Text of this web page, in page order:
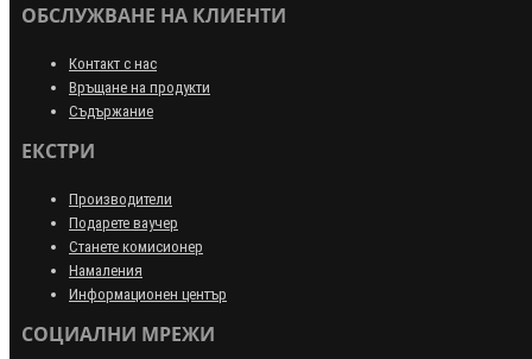
ОБСЛУЖВАНЕ НА КЛИЕНТИ
Контакт с нас
Връщане на продукти
Съдържание
ЕКСТРИ
Производители
Подарете ваучер
Станете комисионер
Намаления
Информационен център
СОЦИАЛНИ МРЕЖИ